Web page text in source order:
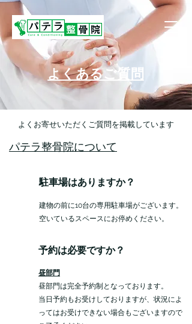
よくあるご質問
よくお寄せいただくご質問を掲載しています
パテラ整骨院について
駐車場はありますか？
建物の前に10台の専用駐車場がございます。
​空いているスペースにお停めください。
予約は必要ですか？
昼部門
昼部門は完全予約制となっております。
当日予約もお受けしておりますが、状況によ
ってはお受けできない場合もございますので